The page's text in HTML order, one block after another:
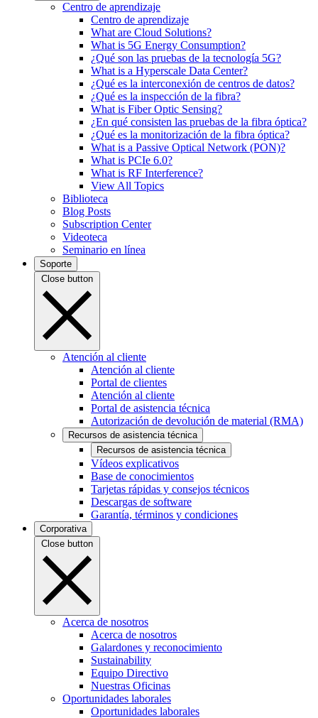
Centro de aprendizaje
Centro de aprendizaje
What are Cloud Solutions?
What is 5G Energy Consumption?
¿Qué son las pruebas de la tecnología 5G?
What is a Hyperscale Data Center?
¿Qué es la interconexión de centros de datos?
¿Qué es la inspección de la fibra?
What is Fiber Optic Sensing?
¿En qué consisten las pruebas de la fibra óptica?
¿Qué es la monitorización de la fibra óptica?
What is a Passive Optical Network (PON)?
What is PCIe 6.0?
What is RF Interference?
View All Topics
Biblioteca
Blog Posts
Subscription Center
Videoteca
Seminario en línea
Soporte
Close button
Atención al cliente
Atención al cliente
Portal de clientes
Atención al cliente
Portal de asistencia técnica
Autorización de devolución de material (RMA)
Recursos de asistencia técnica
Recursos de asistencia técnica
Vídeos explicativos
Base de conocimientos
Tarjetas rápidas y consejos técnicos
Descargas de software
Garantía, términos y condiciones
Corporativa
Close button
Acerca de nosotros
Acerca de nosotros
Galardones y reconocimiento
Sustainability
Equipo Directivo
Nuestras Oficinas
Oportunidades laborales
Oportunidades laborales